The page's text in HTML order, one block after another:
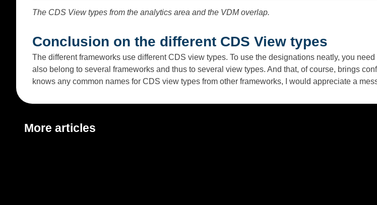
The CDS View types from the analytics area and the VDM overlap.
Conclusion on the different CDS View types
The different frameworks use different CDS view types. To use the designations neatly, you
also belong to several frameworks and thus to several view types. And that, of course, brings
knows any common names for CDS view types from other frameworks, I would appreciate a
More articles